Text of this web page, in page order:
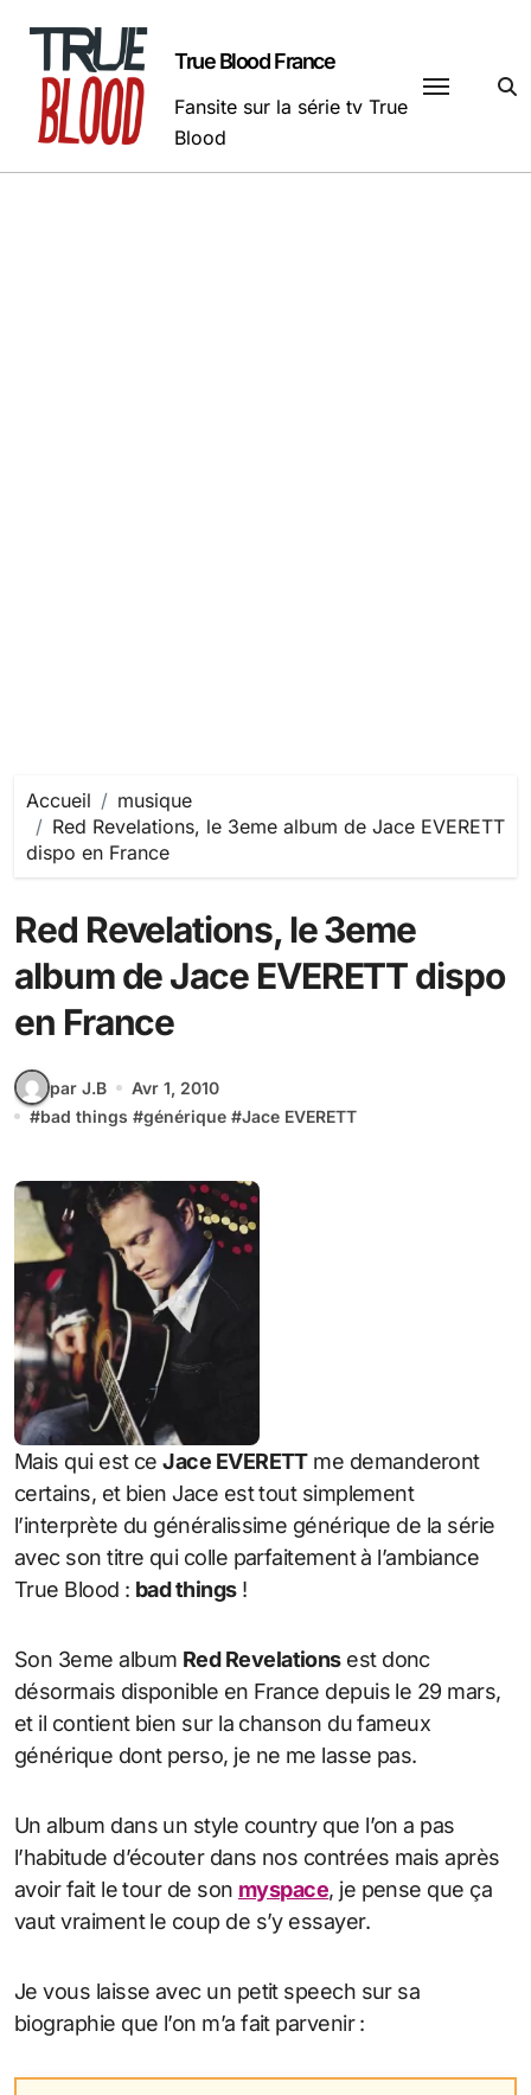
contenu
True Blood France
Fansite sur la série tv True
Blood
Accueil
musique
Red Revelations, le 3eme album de Jace EVERETT
dispo en France
Red Revelations, le 3eme
album de Jace EVERETT dispo
en France
par J.B
Avr 1, 2010
#bad things #générique #Jace EVERETT
Mais qui est ceJace EVERETTme demanderont
certains, et bien Jace est tout simplement
l’interprète du généralissime générique de la série
avec son titre qui colle parfaitement à l’ambiance
True Blood : bad things!
Son 3eme album Red Revelationsest donc
désormais disponible en France depuis le 29 mars,
et il contient bien sur la chanson du fameux
générique dont perso, je ne me lasse pas.
Un album dans un style country que l’on a pas
l’habitude d’écouter dans nos contrées mais après
avoir fait le tour de son myspace, je pense que ça
vaut vraiment le coup de s’y essayer.
Je vous laisse avec un petit speech sur sa
biographie que l’on m’a fait parvenir :